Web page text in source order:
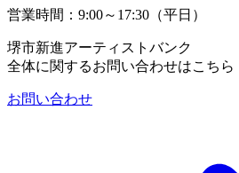
営業時間：9:00～17:30（平日）
堺市新進アーティストバンク
全体に関するお問い合わせはこちら
お問い合わせ